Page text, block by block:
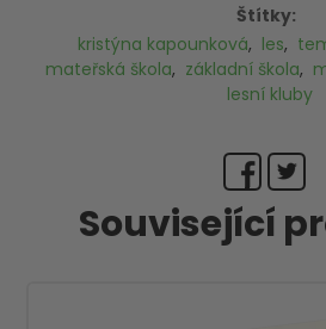
Štítky:
kristýna kapounková, les,
mateřská škola, základní škola,
lesní kluby
Související